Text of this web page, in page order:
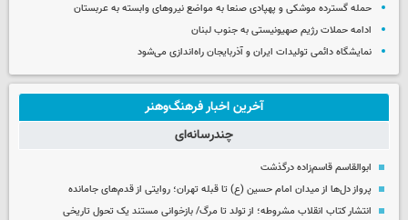
حمله گسترده موشکی و پهپادی صنعا به مواضع نیروهای وابسته به عربستان
ادامه حملات رژیم صهیونیستی به جنوب لبنان
نمایشگاه دائمی تولیدات ایران و آذربایجان راه‌اندازی می‌شود
آخرین اخبار فرهنگ‌وهنر
چندرسانه‌ای
ابوالقاسم قاسم‌زاده درگذشت
پرواز دل‌ها از میدان امام حسین (ع) تا قبله تهران؛ روایتی از قدم‌های جامانده
انتشار کتاب انقلاب مشروطه؛ از تولد تا مرگ/ بازخوانی مستند یک تحول تاریخی